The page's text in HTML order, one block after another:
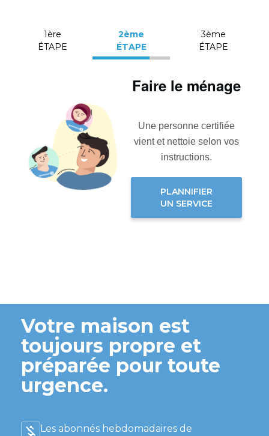
1ère
ÉTAPE
2ème
ÉTAPE
3ème
ÉTAPE
Faire le ménage
Une personne certifiée
vient et nettoie selon vos
instructions.
PLANNIFIER
UN SERVICE
Votre maison est
toujours propre et
préparée pour toute
urgence.
Les abonnés hebdomadaires de